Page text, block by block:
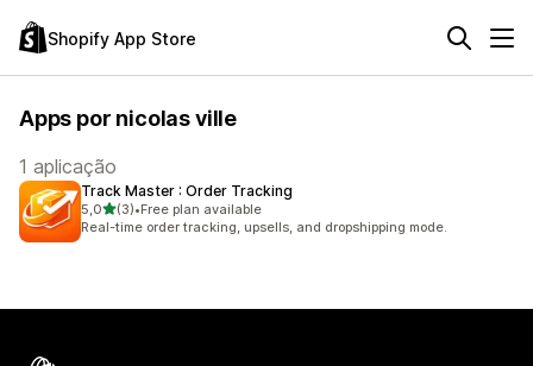
Shopify App Store
Apps por nicolas ville
1 aplicação
Track Master : Order Tracking
5,0de 5 estrelas
(3)
3 total de avaliações
•Free plan available
Real-time order tracking, upsells, and dropshipping mode.